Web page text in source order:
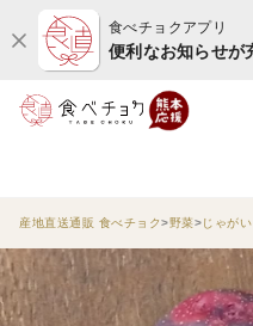
食べチョクアプリ
便利なお知らせが
産地直送通販 食べチョク 野菜 じゃがい